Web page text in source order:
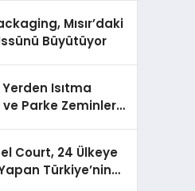
Mısır’daki
Büyütüyor
Isıtma
Parke Zeminler
Court, 24 Ülkeye
Türkiye’nin